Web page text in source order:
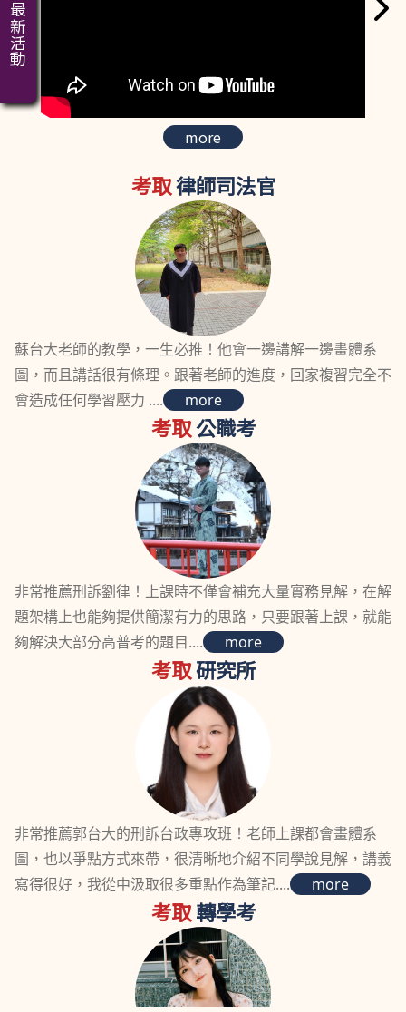
more
考取律師司法官
蘇台大老師的教學，一生必推！他會一邊講解一邊畫體系
圖，而且講話很有條理。跟著老師的進度，回家複習完全不
會造成任何學習壓力 ....
more
考取公職考
非常推薦刑訴劉律！上課時不僅會補充大量實務見解，在解
題架構上也能夠提供簡潔有力的思路，只要跟著上課，就能
夠解決大部分高普考的題目....
more
考取研究所
非常推薦郭台大的刑訴台政專攻班！老師上課都會畫體系
圖，也以爭點方式來帶，很清晰地介紹不同學說見解，講義
寫得很好，我從中汲取很多重點作為筆記....
more
考取轉學考
最新活動